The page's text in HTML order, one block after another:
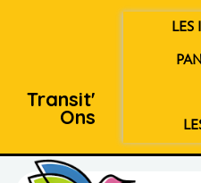
Transit'
Ons
LES